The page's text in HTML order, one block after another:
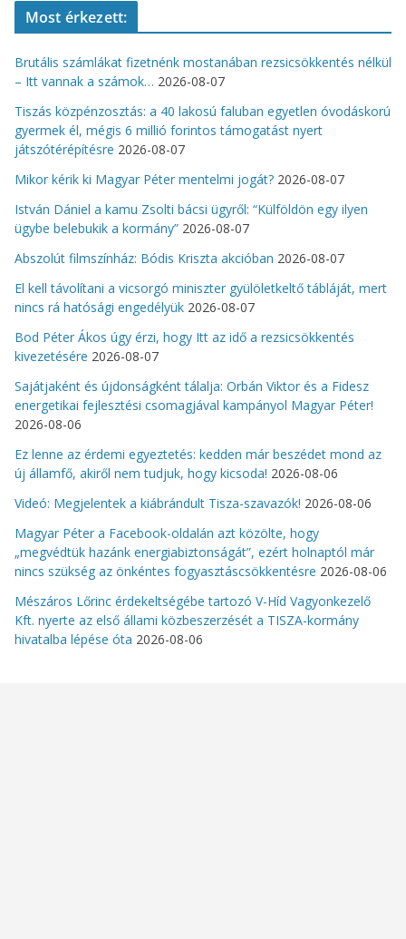
Most érkezett:
Brutális számlákat fizetnénk mostanában rezsicsökkentés nélkül
– Itt vannak a számok… 2026-08-07
Tiszás közpénzosztás: a 40 lakosú faluban egyetlen óvodáskorú
gyermek él, mégis 6 millió forintos támogatást nyert
játszótérépítésre 2026-08-07
Mikor kérik ki Magyar Péter mentelmi jogát? 2026-08-07
István Dániel a kamu Zsolti bácsi ügyről: “Külföldön egy ilyen
ügybe belebukik a kormány” 2026-08-07
Abszolút filmszínház: Bódis Kriszta akcióban 2026-08-07
El kell távolítani a vicsorgó miniszter gyülöletkeltő tábláját, mert
nincs rá hatósági engedélyük 2026-08-07
Bod Péter Ákos úgy érzi, hogy Itt az idő a rezsicsökkentés
kivezetésére 2026-08-07
Sajátjaként és újdonságként tálalja: Orbán Viktor és a Fidesz
energetikai fejlesztési csomagjával kampányol Magyar Péter!
2026-08-06
Ez lenne az érdemi egyeztetés: kedden már beszédet mond az
új államfő, akiről nem tudjuk, hogy kicsoda! 2026-08-06
Videó: Megjelentek a kiábrándult Tisza-szavazók! 2026-08-06
Magyar Péter a Facebook-oldalán azt közölte, hogy
„megvédtük hazánk energiabiztonságát”, ezért holnaptól már
nincs szükség az önkéntes fogyasztáscsökkentésre 2026-08-06
Mészáros Lőrinc érdekeltségébe tartozó V-Híd Vagyonkezelő
Kft. nyerte az első állami közbeszerzését a TISZA-kormány
hivatalba lépése óta 2026-08-06